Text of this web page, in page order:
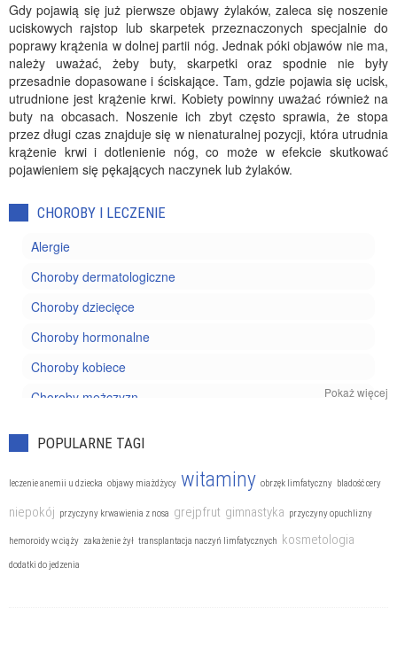
Gdy pojawią się już pierwsze objawy żylaków, zaleca się noszenie
uciskowych rajstop lub skarpetek przeznaczonych specjalnie do
poprawy krążenia w dolnej partii nóg. Jednak póki objawów nie ma,
należy uważać, żeby buty, skarpetki oraz spodnie nie były
przesadnie dopasowane i ściskające. Tam, gdzie pojawia się ucisk,
utrudnione jest krążenie krwi. Kobiety powinny uważać również na
buty na obcasach. Noszenie ich zbyt często sprawia, że stopa
przez długi czas znajduje się w nienaturalnej pozycji, która utrudnia
krążenie krwi i dotlenienie nóg, co może w efekcie skutkować
pojawieniem się pękających naczynek lub żylaków.
CHOROBY I LECZENIE
Alergie
Choroby dermatologiczne
Choroby dziecięce
Choroby hormonalne
Choroby kobiece
Choroby mężczyzn
Choroby reumatyczne
Choroby układu kostnego
Choroby układu krążenia
Pokaż więcej
POPULARNE TAGI
leczenie anemii u dziecka objawy miażdżycy witaminy obrzęk limfatyczny bladość cery
niepokój przyczyny krwawienia z nosa grejpfrut gimnastyka przyczyny opuchlizny
hemoroidy w ciąży zakażenie żył transplantacja naczyń limfatycznych kosmetologia
dodatki do jedzenia